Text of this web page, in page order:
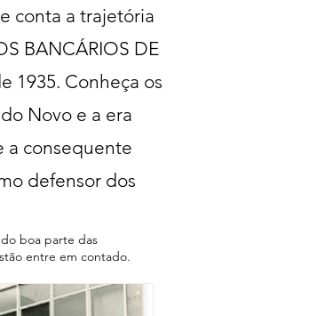
conta a trajetória
BANCÁRIOS DE
1935. Conheça os
Novo e a era
a consequente
defensor dos
boa parte das
entre em contado.